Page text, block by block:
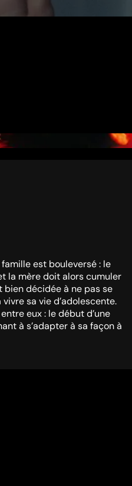
est bouleversé : le
la mère doit alors cumuler
bien décidée à ne pas se
sa vie d’adolescente.
eux : le début d’une
à s’adapter à sa façon à